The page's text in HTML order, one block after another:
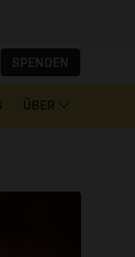
SPENDEN
ÜBER